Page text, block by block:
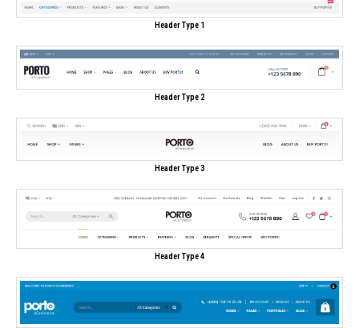
Header Type 1
Header Type 2
Header Type 3
Header Type 4